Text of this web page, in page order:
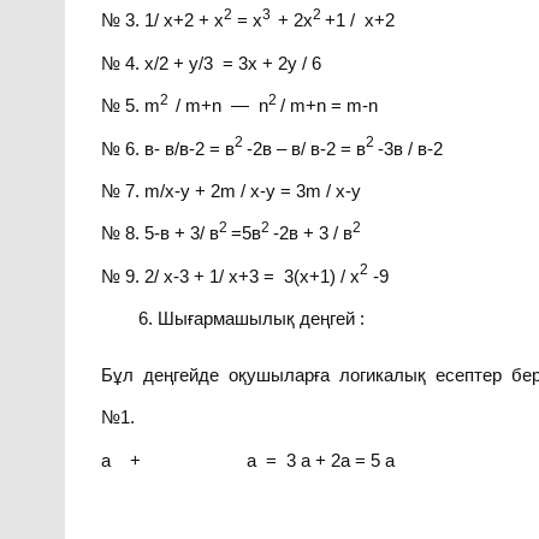
№ 3. 1/ х+2 + х2 = х3 + 2х2 +1 / х+2
№ 4. х/2 + у/3 = 3х + 2у / 6
№ 5. m2 / m+n — n2 / m+n = m-n
№ 6. в- в/в-2 = в2 -2в – в/ в-2 = в2 -3в / в-2
№ 7. m/x-y + 2m / x-y = 3m / х-у
№ 8. 5-в + 3/ в2=5в2 -2в + 3 / в2
№ 9. 2/ х-3 + 1/ х+3 = 3(х+1) / х2 -9
Шығармашылық деңгей :
Бұл деңгейде оқушыларға логикалық есептер
№1.
а + а = 3 а + 2а = 5 а